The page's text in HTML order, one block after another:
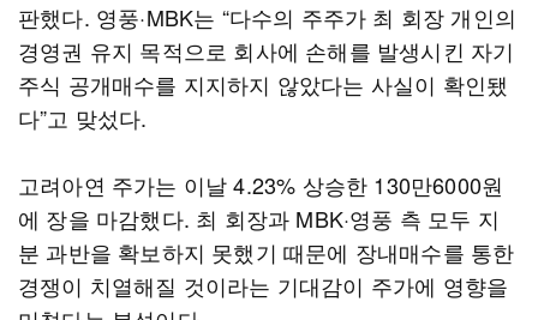
판했다. 영풍·MBK는 “다수의 주주가 최 회장 개인의
경영권 유지 목적으로 회사에 손해를 발생시킨 자기
주식 공개매수를 지지하지 않았다는 사실이 확인됐
다”고 맞섰다.
고려아연 주가는 이날 4.23% 상승한 130만6000원
에 장을 마감했다. 최 회장과 MBK·영풍 측 모두 지
분 과반을 확보하지 못했기 때문에 장내매수를 통한
경쟁이 치열해질 것이라는 기대감이 주가에 영향을